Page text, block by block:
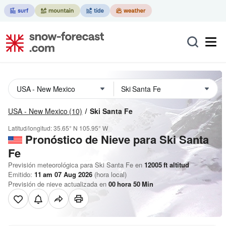
USA - New Mexico (10) Ski Santa Fe
Latitud/longitud:35.65° N 105.95° W
Pronóstico de Nieve para Ski Santa
Fe
Previsión meteorológica para Ski Santa Fe en 12005ft altitud
Emitido: 11 am 07 Aug 2026 (hora local)
Previsión de nieve actualizada en 00hora 50Min